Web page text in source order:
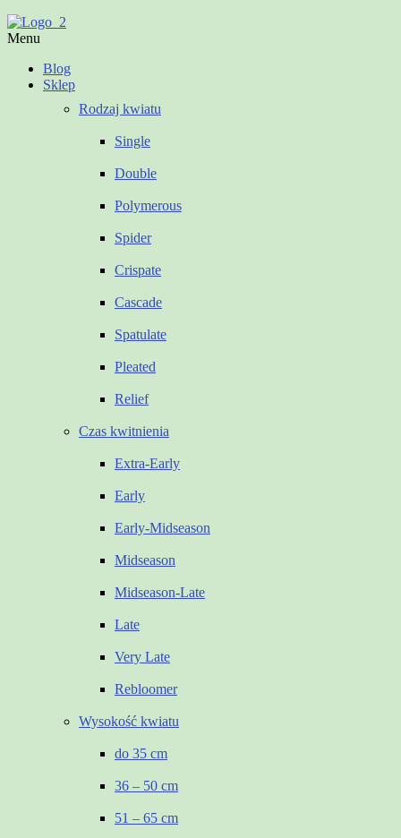
Menu
Blog
Sklep
Rodzaj kwiatu
Single
Double
Polymerous
Spider
Crispate
Cascade
Spatulate
Pleated
Relief
Czas kwitnienia
Extra-Early
Early
Early-Midseason
Midseason
Midseason-Late
Late
Very Late
Rebloomer
Wysokość kwiatu
do 35 cm
36 – 50 cm
51 – 65 cm